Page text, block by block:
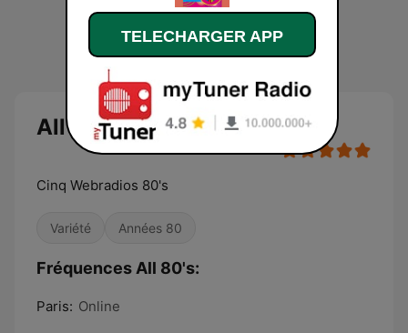
All 80's
Cinq Webradios 80's
Variété Années 80
Fréquences All 80's:
Paris: Online
TELECHARGER APP